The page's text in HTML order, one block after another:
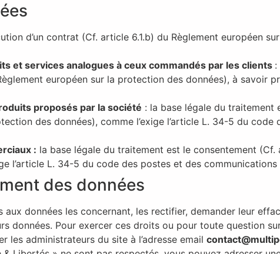
d’un contrat (Cf. article 6.1.b) du Règlement européen
et services analogues à ceux commandés par les clients :
européen sur la protection des données), à savoir
proposés par la société : la base légale du traitement
des données), comme l’exige l’article L. 34-5 du code
: la base légale du traitement est le consentement (Cf.
l’article L. 34-5 du code des postes et des
des données
données les concernant, les rectifier, demander leur
données. Pour exercer ces droits ou pour toute question
administrateurs du site à l’adresse email